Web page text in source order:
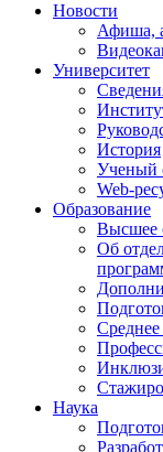
Новости
Афиша,
Университет
История
Ученый
Web-
Образование
Высшее
Об
Среднее
Наука